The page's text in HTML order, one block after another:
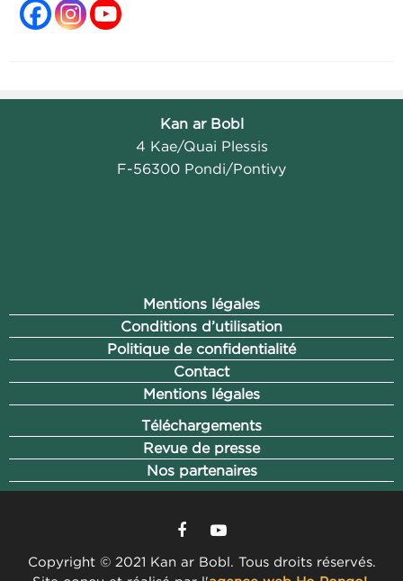
Kan ar Bobl
4 Kae/Quai Plessis
F-56300 Pondi/Pontivy
Mentions légales
Conditions d’utilisation
Politique de confidentialité
Contact
Mentions légales
Téléchargements
Revue de presse
Nos partenaires
Copyright © 2021 Kan ar Bobl. Tous droits réservés.